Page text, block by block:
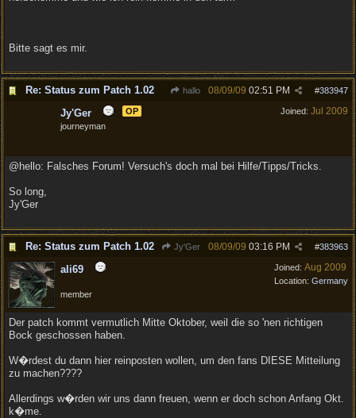
Bitte sagt es mir.
Re: Status zum Patch 1.02 hallo #383947
08/09/09 02:51 PM
Joined: Jul 2009
Jy'Ger
OP
journeyman
@hello: Falsches Forum! Versuch's doch mal bei Hilfe/Tipps/Tricks.
So long,
Jy'Ger
Re: Status zum Patch 1.02 Jy'Ger #383963
08/09/09 03:16 PM
Joined: Aug 2009
Location: Germany
ali69
member
Der patch kommt vermutlich Mitte Oktober, weil die so 'nen richtigen
Bock geschossen haben.
W�rdest du dann hier reinposten wollen, um den fans DIESE Mitteilung
zu machen????
Allerdings w�rden wir uns dann freuen, wenn er doch schon Anfang Okt.
k�me.